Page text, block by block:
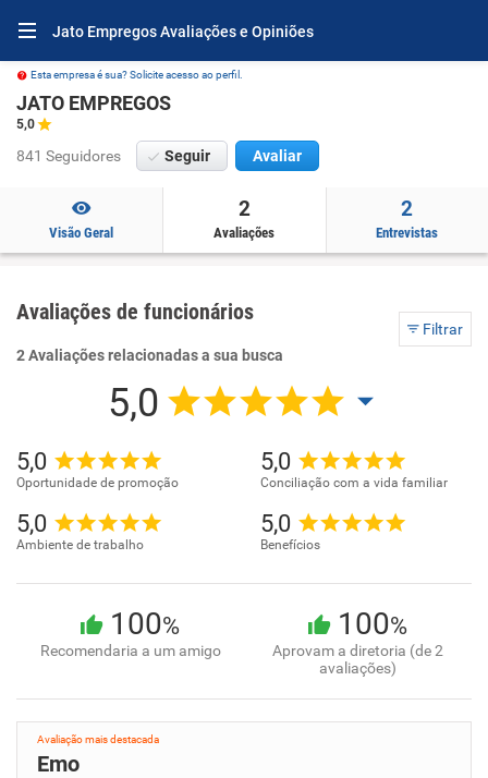
Jato Empregos Avaliações e Opiniões
Esta empresa é sua? Solicite acesso ao perfil.
JATO EMPREGOS
5,0
841 Seguidores Seguir Avaliar
Visão Geral
2
Avaliações
2
Entrevistas
Avaliações de funcionários
Filtrar
2 Avaliações relacionadas a sua busca
5,0
5,0
Oportunidade de promoção
5,0
Conciliação com a vida familiar
5,0
Ambiente de trabalho
5,0
Benefícios
100%
Recomendaria a um amigo
100%
Aprovam a diretoria (de 2
avaliações)
Avaliação mais destacada
Emo